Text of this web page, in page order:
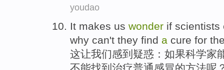
youdao
It makes us wonder if scientists
why can't they find a cure for
这让我们感到疑惑： 如果科学家